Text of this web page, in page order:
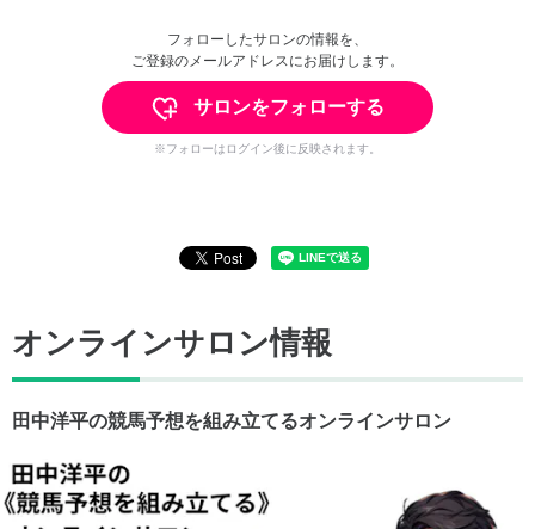
フォローしたサロンの情報を、
ご登録のメールアドレスにお届けします。
サロンをフォローする
※フォローはログイン後に反映されます。
オンラインサロン情報
田中洋平の競馬予想を組み立てるオンラインサロン